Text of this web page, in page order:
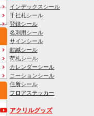
インデックスシール
千社札シール
登録シール
名刺用シール
サインシール
封緘シール
荷札シール
カレンダーシール
コーションシール
住所シール
フロアステッカー
アクリルグッズ